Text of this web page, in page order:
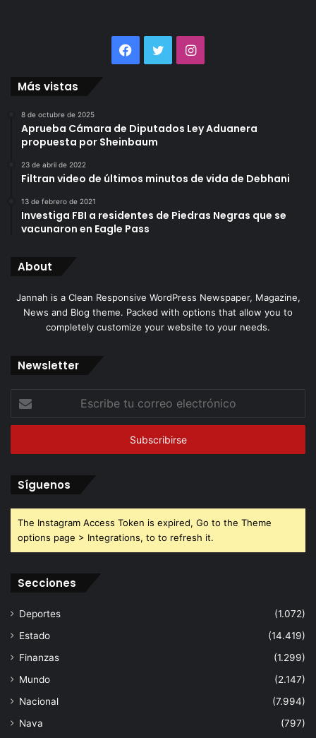
Facebook
TwitterInstagram
Más vistas
8 de octubre de 2025
Aprueba Cámara de Diputados Ley Aduanera
propuesta por Sheinbaum
23 de abril de 2022
Filtran video de últimos minutos de vida de Debhani
13 de febrero de 2021
Investiga FBI a residentes de Piedras Negras que se
vacunaron en Eagle Pass
About
Jannah is a Clean Responsive WordPress Newspaper, Magazine,
News and Blog theme. Packed with options that allow you to
completely customize your website to your needs.
Newsletter
correo
Síguenos
The Instagram Access Token is expired, Go to the Theme
options page > Integrations, to to refresh it.
Secciones
Deportes
(1.072)
Estado
(14.419)
Finanzas
(1.299)
Mundo
(2.147)
Nacional
(7.994)
Nava
(797)